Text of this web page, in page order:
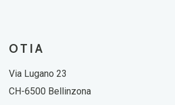
OTIA
Via Lugano 23
CH-6500 Bellinzona